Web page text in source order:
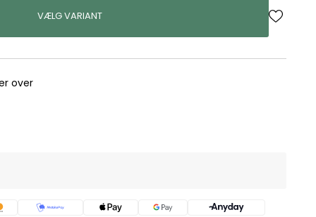
VÆLG VARIANT
over